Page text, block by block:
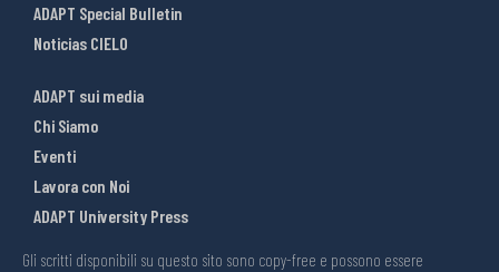
ADAPT Special Bulletin
Noticias CIELO
ADAPT sui media
Chi Siamo
Eventi
Lavora con Noi
ADAPT University Press
Gli scritti disponibili su questo sito sono copy-free e possono essere